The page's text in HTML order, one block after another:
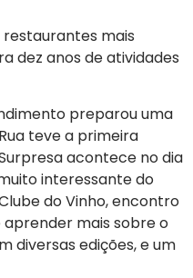
mais
dez anos de atividades
preparou uma
teve a primeira
acontece no dia
interessante do
do Vinho, encontro
mais sobre o
diversas edições, e um